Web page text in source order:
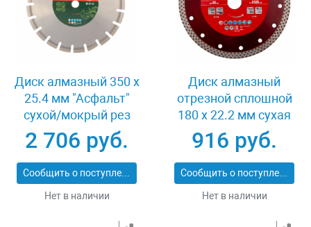
Диск алмазный 350 х
25.4 мм "Асфальт"
сухой/мокрый рез
Сибртех 731013
2 706 руб.
Сообщить о поступлении
Нет в наличии
Диск алмазный
отрезной сплошной
180 х 22.2 мм сухая
резка Matrix
Professional 73128
916 руб.
Сообщить о поступлении
Нет в наличии